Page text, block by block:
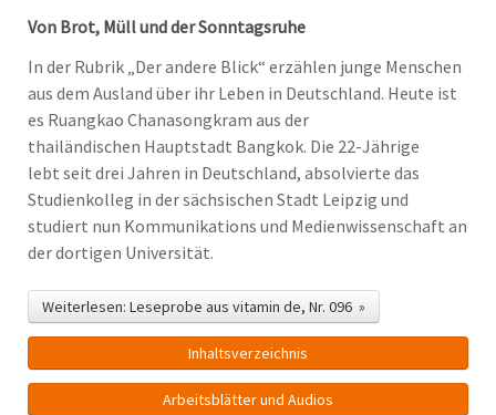
Von Brot, Müll und der Sonntagsruhe
In der Rubrik „Der andere Blick“ erzählen junge Menschen
aus dem Ausland über ihr Leben in Deutschland. Heute ist
es Ruangkao Chanasongkram aus der
thailändischen Hauptstadt Bangkok. Die 22-Jährige
lebt seit drei Jahren in Deutschland, absolvierte das
Studienkolleg in der sächsischen Stadt Leipzig und
studiert nun Kommunikations und Medienwissenschaft an
der dortigen Universität.
Weiterlesen: Leseprobe aus vitamin de, Nr. 096 »
Inhalts­verzeichnis
Arbeitsblätter und Audios